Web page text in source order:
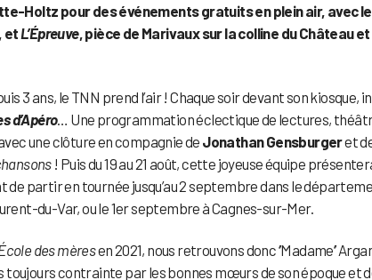
Holtz pour des événements gratuits en plein air, avec
et L’Épreuve, pièce de Marivaux sur la colline du Château
3 ans, le TNN prend l’air ! Chaque soir devant son kiosque,
d’Apéro… Une programmation éclectique de lectures,
une clôture en compagnie deJonathan Gensburgeret
! Puis du 19 au 21 août, cette joyeuse équipe
de partir en tournée jusqu’au 2 septembre dans le
du-Var, ou le 1er septembre à Cagnes-sur-Mer.
des mèresen 2021, nous retrouvons donc ‘’Madame’’
toujours contrainte par les bonnes mœurs de son époque et